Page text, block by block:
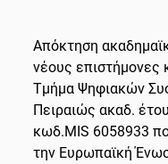
Απόκτηση
νέους επιστήμονες
Τμήμα Ψηφιακών
Πειραιώς ακαδ.
κωδ.MIS 6058933
την Ευρωπαϊκή